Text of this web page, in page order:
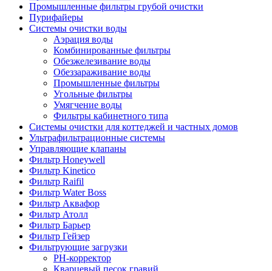
Промышленные фильтры грубой очистки
Пурифайеры
Системы очистки воды
Аэрация воды
Комбинированные фильтры
Обезжелезивание воды
Обеззараживание воды
Промышленные фильтры
Угольные фильтры
Умягчение воды
Фильтры кабинетного типа
Системы очистки для коттеджей и частных домов
Ультрафильтрационные системы
Управляющие клапаны
Фильтр Honeywell
Фильтр Kinetico
Фильтр Raifil
Фильтр Water Boss
Фильтр Аквафор
Фильтр Атолл
Фильтр Барьер
Фильтр Гейзер
Фильтрующие загрузки
PH-корректор
Кварцевый песок,гравий